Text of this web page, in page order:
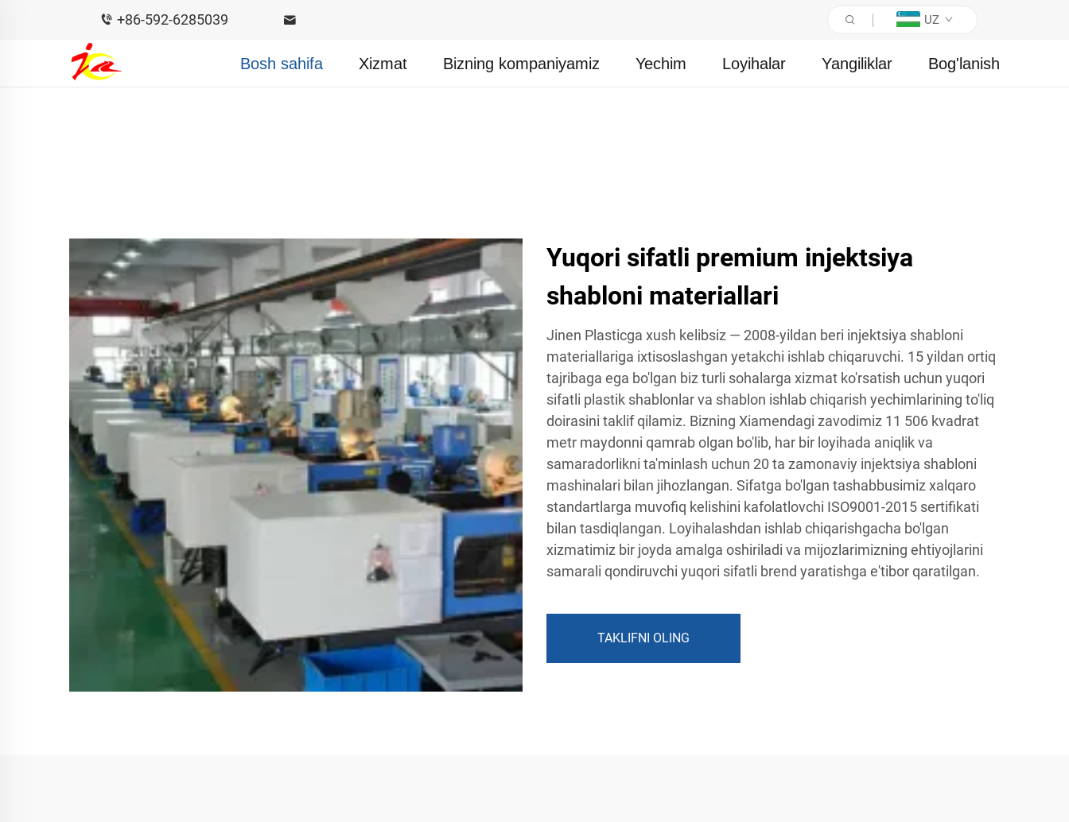
+86-592-6285039 UZ
Bosh sahifa Xizmat Bizning kompaniyamiz Yechim Loyihalar Yangiliklar Bog'lanish
Yuqori sifatli premium injektsiya
shabloni materiallari
Jinen Plasticga xush kelibsiz — 2008-yildan beri injektsiya shabloni
materiallariga ixtisoslashgan yetakchi ishlab chiqaruvchi. 15 yildan ortiq
tajribaga ega bo'lgan biz turli sohalarga xizmat ko'rsatish uchun yuqori
sifatli plastik shablonlar va shablon ishlab chiqarish yechimlarining to'liq
doirasini taklif qilamiz. Bizning Xiamendagi zavodimiz 11 506 kvadrat
metr maydonni qamrab olgan bo'lib, har bir loyihada aniqlik va
samaradorlikni ta'minlash uchun 20 ta zamonaviy injektsiya shabloni
mashinalari bilan jihozlangan. Sifatga bo'lgan tashabbusimiz xalqaro
standartlarga muvofiq kelishini kafolatlovchi ISO9001-2015 sertifikati
bilan tasdiqlangan. Loyihalashdan ishlab chiqarishgacha bo'lgan
xizmatimiz bir joyda amalga oshiriladi va mijozlarimizning ehtiyojlarini
samarali qondiruvchi yuqori sifatli brend yaratishga e'tibor qaratilgan.
TAKLIFNI OLING